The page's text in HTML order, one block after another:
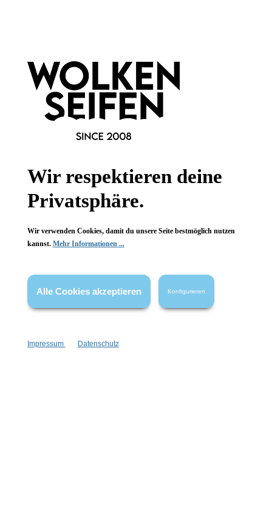
Informationen
Gesetzliche Informationen
FAQ
* Alle Preise inkl. gesetzl. Mehrwertsteuer zzgl. Versandkosten
wenn nicht anders angegeben.
Wir respektieren deine
Privatsphäre.
Wir verwenden Cookies, damit du unsere Seite bestmöglich nutzen
kannst. Mehr Informationen ...
Alle Cookies akzeptieren Konfigurieren
Impressum Datenschutz